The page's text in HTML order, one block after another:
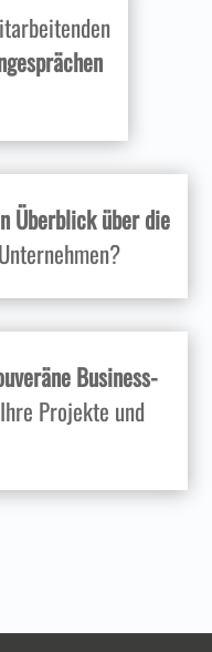
Überblick über die
Business-
Projekte und